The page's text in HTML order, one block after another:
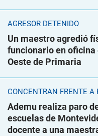
AGRESOR DETENIDO
Un maestro agredió
funcionario en
Oeste de Primaria
CONCENTRAN FRENTE A
Ademu realiza paro
escuelas de
docente a una